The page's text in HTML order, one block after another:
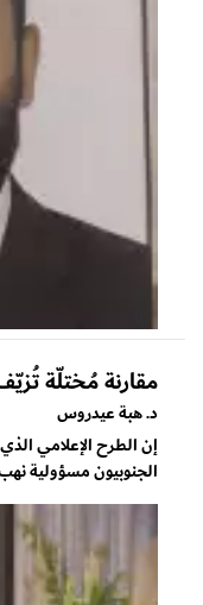
مقارنة مُختلّة
د. هبة عيدروس
الجنوبيون مسؤولية نهب يُعادِل